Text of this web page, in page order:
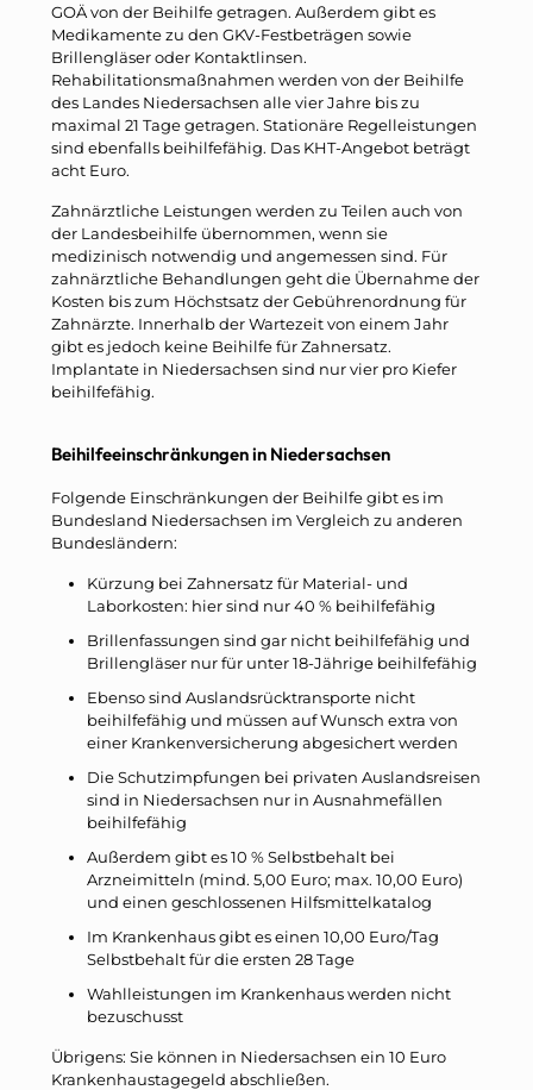
GOÄ von der Beihilfe getragen. Außerdem gibt es
Medikamente zu den GKV-Festbeträgen sowie
Brillengläser oder Kontaktlinsen.
Rehabilitationsmaßnahmen werden von der Beihilfe
des Landes Niedersachsen alle vier Jahre bis zu
maximal 21 Tage getragen. Stationäre Regelleistungen
sind ebenfalls beihilfefähig. Das KHT-Angebot beträgt
acht Euro.
Zahnärztliche Leistungen werden zu Teilen auch von
der Landesbeihilfe übernommen, wenn sie
medizinisch notwendig und angemessen sind. Für
zahnärztliche Behandlungen geht die Übernahme der
Kosten bis zum Höchstsatz der Gebührenordnung für
Zahnärzte. Innerhalb der Wartezeit von einem Jahr
gibt es jedoch keine Beihilfe für Zahnersatz.
Implantate in Niedersachsen sind nur vier pro Kiefer
beihilfefähig.
Beihilfeeinschränkungen in Niedersachsen
Folgende Einschränkungen der Beihilfe gibt es im
Bundesland Niedersachsen im Vergleich zu anderen
Bundesländern:
Kürzung bei Zahnersatz für Material- und
Laborkosten: hier sind nur 40 % beihilfefähig
Brillenfassungen sind gar nicht beihilfefähig und
Brillengläser nur für unter 18-Jährige beihilfefähig
Ebenso sind Auslandsrücktransporte nicht
beihilfefähig und müssen auf Wunsch extra von
einer Krankenversicherung abgesichert werden
Die Schutzimpfungen bei privaten Auslandsreisen
sind in Niedersachsen nur in Ausnahmefällen
beihilfefähig
Außerdem gibt es 10 % Selbstbehalt bei
Arzneimitteln (mind. 5,00 Euro; max. 10,00 Euro)
und einen geschlossenen Hilfsmittelkatalog
Im Krankenhaus gibt es einen 10,00 Euro/Tag
Selbstbehalt für die ersten 28 Tage
Wahlleistungen im Krankenhaus werden nicht
bezuschusst
Übrigens: Sie können in Niedersachsen ein 10 Euro
Krankenhaustagegeld abschließen.